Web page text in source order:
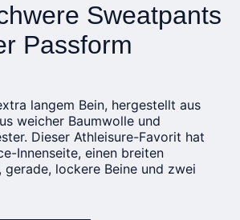
Sweatpants
Passform
langem Bein, hergestellt aus
weicher Baumwolle und
Dieser Athleisure-Favorit hat
Innenseite, einen breiten
gerade, lockere Beine und zwei